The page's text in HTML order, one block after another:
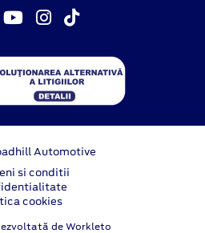
Automotive
si conditii
cookies
de Workleto